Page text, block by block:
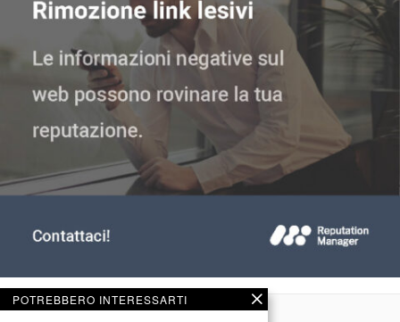
POTREBBERO INTERESSARTI